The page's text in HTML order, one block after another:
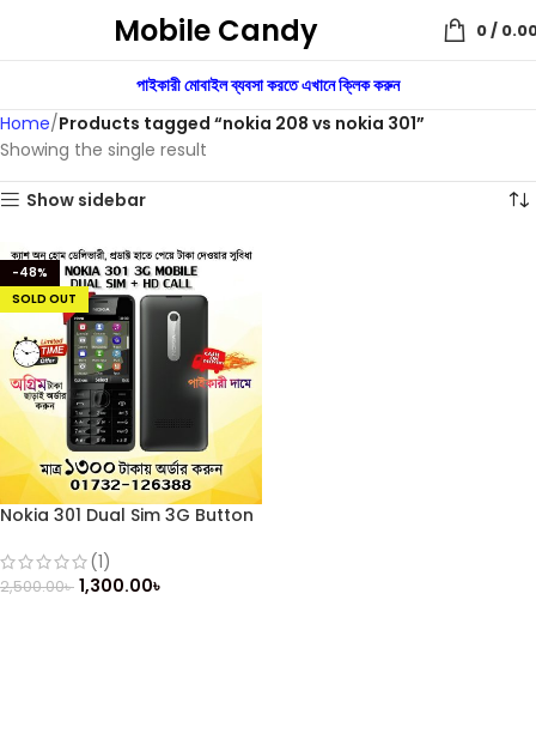
Mobile Candy 0/
পাইকারী মোবাইল ব্যবসা করতে এখানে ক্লিক করুন
Home Products tagged “nokia 208 vs nokia 301”
Showing the single result
Show sidebar
-48%
SOLD OUT
Nokia 301 Dual Sim 3G Button
(1)
2,500.00৳ 1,300.00৳